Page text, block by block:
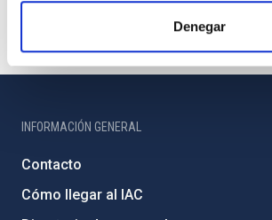
Denegar
INFORMACIÓN GENERAL
Contacto
Cómo llegar al IAC